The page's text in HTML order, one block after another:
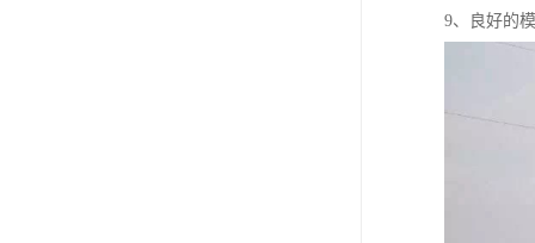
9、良好的